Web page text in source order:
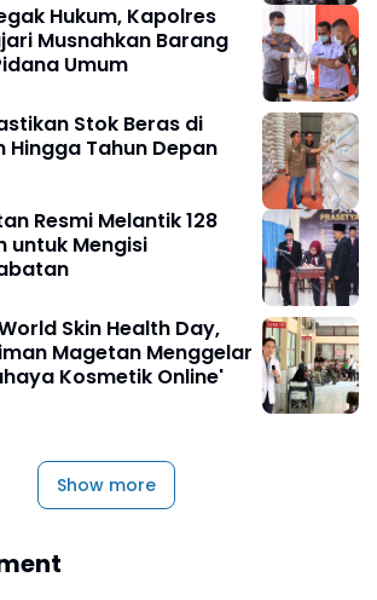
Hukum, Kapolres
Musnahkan Barang
Umum
Stok Beras di
Hingga Tahun Depan
Resmi Melantik 128
untuk Mengisi
Skin Health Day,
Magetan Menggelar
Kosmetik Online'
Show more